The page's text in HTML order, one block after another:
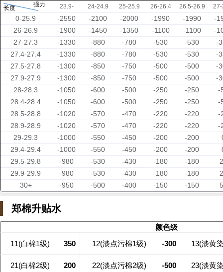
23.9- 24-24.9 25-25.9 26-26.4 26.5-26.9 27-
-2550 -2100 -2000 -1990 -1990
-
-1900
-1450 -1350 -1100 -1100
-
-1330
-880 -780 -530 -530
-
-1330
-880 -780 -530 -530
-
-1300
-850 -750 -500 -500
-
-1300
-850 -750 -500 -500
-
-1050
-600 -500 -250 -250
-
-1050
-600 -500 -250 -250
-
-1020
-570 -470 -220 -220
-
-1020
-570 -470 -220 -220
-
-1000
-550 -450 -200 -200
-1000
-550 -450 -200 -200
-980
-530 -430 -180 -180
-980
-530 -430 -180 -180
-950
-500 -400 -150 -150
长度 强力
0-25.9
26-26.9
27-27.3
27.4-27.4
27.5-27.8
27.9-27.9
28-28.3
28.4-28.4
28.5-28.8
28.9-28.9
29-29.3
29.4-29.4
29.5-29.8
29.9-29.9
30+
郑棉升贴水
颜色级
11(白棉1级)
350 12(淡点污棉1级) -300 13(淡黄
21(白棉2级) 200 22(淡点污棉2级) -500
23(淡黄